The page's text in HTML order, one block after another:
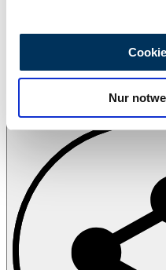
analysieren. Außerdem
Verwendung unserer
soziale Medien, Werbung
Partner führen diese
weiteren Daten
haben oder die sie im
gesammelt haben.
Nur